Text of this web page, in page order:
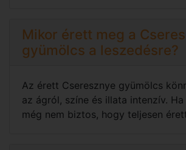
Mikor érett meg a
gyümölcs a leszedésre?
Az érett Cseresznye gyümölcs
az ágról, színe és illata intenzív.
még nem biztos, hogy teljesen